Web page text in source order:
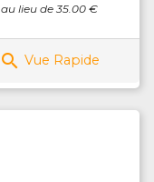
au lieu de 35.00 €
 Vue Rapide